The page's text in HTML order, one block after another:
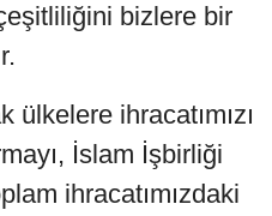
bizlere bir
ülkelere ihracatımızı
İslam İşbirliği
ihracatımızdaki